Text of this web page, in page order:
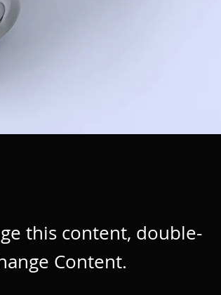
this content, double-
Content.